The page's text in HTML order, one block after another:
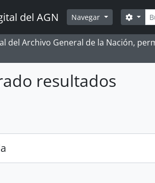
del AGN Navegar
del Archivo General de la Nación,
resultados